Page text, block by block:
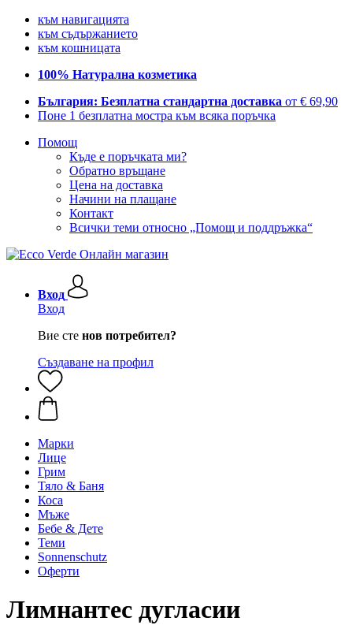
към навигацията
към съдържанието
към кошницата
100% Натурална козметика
България: Безплатна стандартна доставка от € 69,90
Поне 1 безплатна мостра към всяка поръчка
Помощ
Къде е поръчката ми?
Обратно връщане
Цена на доставка
Начини на плащане
Контакт
Всички теми относно „Помощ и поддръжка“
Вход
Вход
Вие сте нов потребител?
Създаване на профил
Марки
Лице
Грим
Тяло & Баня
Коса
Мъже
Бебе & Дете
Теми
Sonnenschutz
Оферти
Лимнантес дугласии